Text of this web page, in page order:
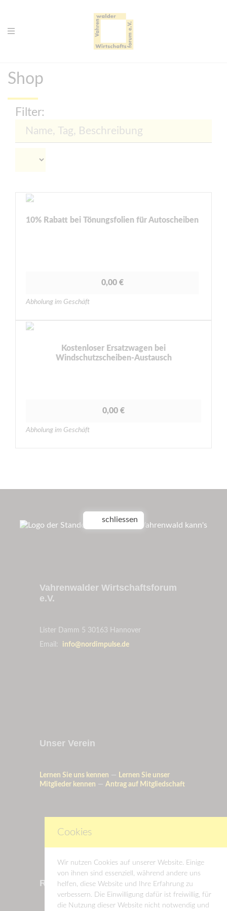
Shop
Filter:
10% Rabatt bei Tönungsfolien für Autoscheiben
0,00 €
Abholung im Geschäft
Kostenloser Ersatzwagen bei
Windschutzscheiben-Austausch
0,00 €
Abholung im Geschäft
Vahrenwalder Wirtschaftsforum
e.V.
Lister Damm 5 30163 Hannover
Email: info@nordimpulse.de
Unser Verein
Lernen Sie uns kennen — Lernen Sie unser
Mitglieder kennen — Antrag auf Mitgliedschaft
Rechtliches
Cookies
Wir nutzen Cookies auf unserer Website. Einige
von ihnen sind essenziell, während andere uns
helfen, diese Website und Ihre Erfahrung zu
verbessern. Die Einwilligung dafür ist freiwillig, für
die Nutzung dieser Website nicht notwendig und
schliessen